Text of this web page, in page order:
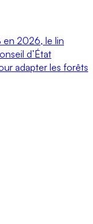
en 2026, le lin
d’État
adapter les forêts